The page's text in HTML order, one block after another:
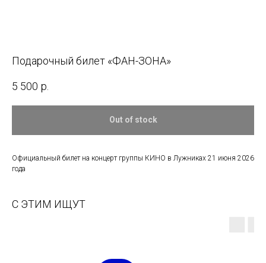
Подарочный билет «ФАН-ЗОНА»
5 500 р.
Out of stock
Официальный билет на концерт группы КИНО в Лужниках 21 июня 2026
года
С ЭТИМ ИЩУТ